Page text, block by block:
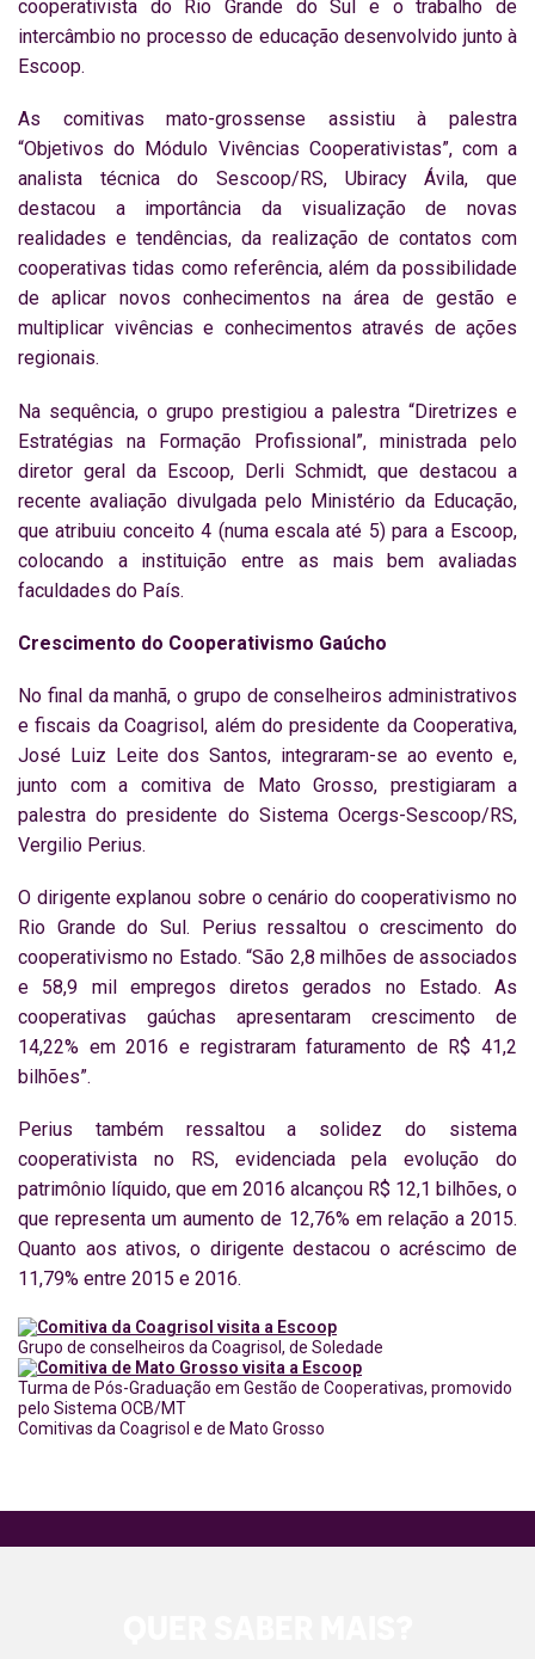
cooperativista do Rio Grande do Sul e o trabalho de
intercâmbio no processo de educação desenvolvido junto à
Escoop.
As comitivas mato-grossense assistiu à palestra
“Objetivos do Módulo Vivências Cooperativistas”, com a
analista técnica do Sescoop/RS, Ubiracy Ávila, que
destacou a importância da visualização de novas
realidades e tendências, da realização de contatos com
cooperativas tidas como referência, além da possibilidade
de aplicar novos conhecimentos na área de gestão e
multiplicar vivências e conhecimentos através de ações
regionais.
Na sequência, o grupo prestigiou a palestra “Diretrizes e
Estratégias na Formação Profissional”, ministrada pelo
diretor geral da Escoop, Derli Schmidt, que destacou a
recente avaliação divulgada pelo Ministério da Educação,
que atribuiu conceito 4 (numa escala até 5) para a Escoop,
colocando a instituição entre as mais bem avaliadas
faculdades do País.
Crescimento do Cooperativismo Gaúcho
No final da manhã, o grupo de conselheiros administrativos
e fiscais da Coagrisol, além do presidente da Cooperativa,
José Luiz Leite dos Santos, integraram-se ao evento e,
junto com a comitiva de Mato Grosso, prestigiaram a
palestra do presidente do Sistema Ocergs-Sescoop/RS,
Vergilio Perius.
O dirigente explanou sobre o cenário do cooperativismo no
Rio Grande do Sul. Perius ressaltou o crescimento do
cooperativismo no Estado. “São 2,8 milhões de associados
e 58,9 mil empregos diretos gerados no Estado. As
cooperativas gaúchas apresentaram crescimento de
14,22% em 2016 e registraram faturamento de R$ 41,2
bilhões”.
Perius também ressaltou a solidez do sistema
cooperativista no RS, evidenciada pela evolução do
patrimônio líquido, que em 2016 alcançou R$ 12,1 bilhões, o
que representa um aumento de 12,76% em relação a 2015.
Quanto aos ativos, o dirigente destacou o acréscimo de
11,79% entre 2015 e 2016.
Grupo de conselheiros da Coagrisol, de Soledade
Turma de Pós-Graduação em Gestão de Cooperativas, promovido
pelo Sistema OCB/MT
Comitivas da Coagrisol e de Mato Grosso